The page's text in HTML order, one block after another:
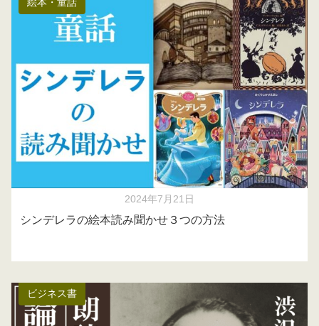
絵本・童話
2024年7月21日
シンデレラの絵本読み聞かせ３つの方法
ビジネス書